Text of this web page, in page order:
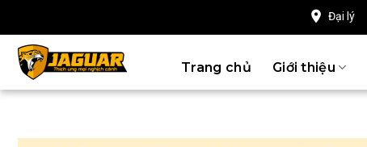
dung
Đại lý
Trang chủ Giới thiệu